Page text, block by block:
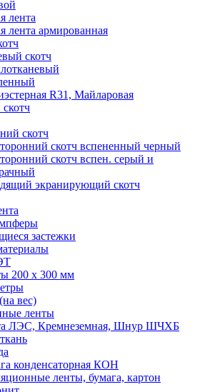
лента
лента армированная
скотч
R31, Майларовая
скотч
скотч вспененный черный
скотч вспен. серый и
экранирующий скотч
застежки
200 х 300 мм
вес)
ленты
ЛЭС, Кремнеземная, Шнур ШЧХБ
конденсаторная КОН
ленты, бумага, картон